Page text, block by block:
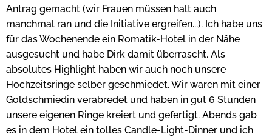
Antrag gemacht (wir Frauen müssen halt auch
manchmal ran und die Initiative ergreifen...). Ich habe uns
für das Wochenende ein Romatik-Hotel in der Nähe
ausgesucht und habe Dirk damit überrascht. Als
absolutes Highlight haben wir auch noch unsere
Hochzeitsringe selber geschmiedet. Wir waren mit einer
Goldschmiedin verabredet und haben in gut 6 Stunden
unsere eigenen Ringe kreiert und gefertigt. Abends gab
es in dem Hotel ein tolles Candle-Light-Dinner und ich